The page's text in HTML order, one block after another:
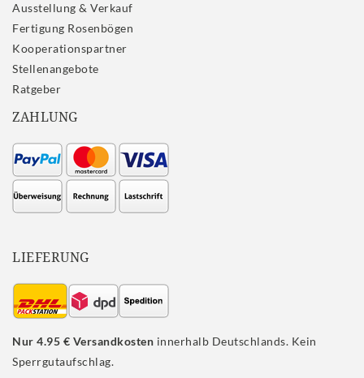
Ausstellung & Verkauf
Fertigung Rosenbögen
Kooperationspartner
Stellenangebote
Ratgeber
ZAHLUNG
LIEFERUNG
Nur 4.95 € Versandkosten innerhalb Deutschlands. Kein
Sperrgutaufschlag.